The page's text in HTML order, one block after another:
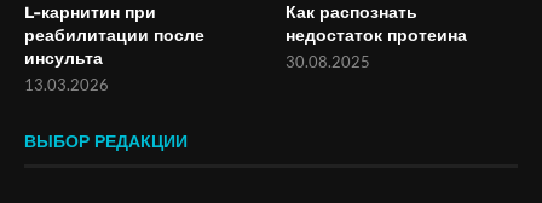
L-карнитин при
реабилитации после
инсульта
13.03.2026
Как распознать
недостаток протеина
30.08.2025
ВЫБОР РЕДАКЦИИ